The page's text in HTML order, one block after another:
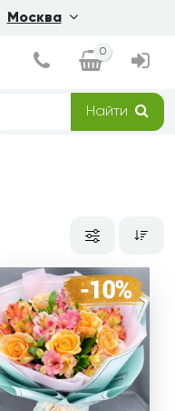
Москва
0
Найти